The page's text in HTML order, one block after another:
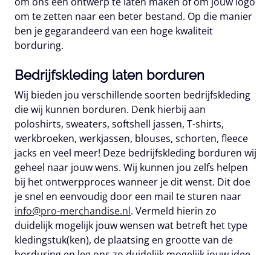
om te zetten naar een beter bestand. Op die manier
ben je gegarandeerd van een hoge kwaliteit
borduring.
Bedrijfskleding laten borduren
Wij bieden jou verschillende soorten bedrijfskleding
die wij kunnen borduren. Denk hierbij aan
poloshirts, sweaters, softshell jassen, T-shirts,
werkbroeken, werkjassen, blouses, schorten, fleece
jacks en veel meer! Deze bedrijfskleding borduren wij
geheel naar jouw wens. Wij kunnen jou zelfs helpen
bij het ontwerpproces wanneer je dit wenst. Dit doe
je snel en eenvoudig door een mail te sturen naar
info@pro-merchandise.nl. Vermeld hierin zo
duidelijk mogelijk jouw wensen wat betreft het type
kledingstuk(ken), de plaatsing en grootte van de